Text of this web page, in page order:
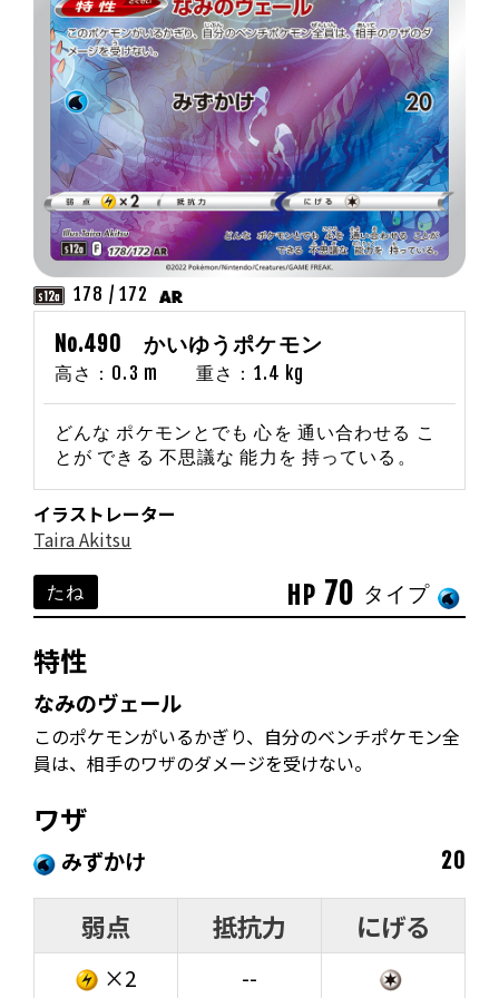
178 / 172
No.490 かいゆうポケモン
高さ：0.3 m 重さ：1.4 kg
どんな ポケモンとでも 心を 通い合わせる こ
とが できる 不思議な 能力を 持っている。
イラストレーター
Taira Akitsu
たね HP 70 タイプ
特性
なみのヴェール
このポケモンがいるかぎり、自分のベンチポケモン全
員は、相手のワザのダメージを受けない。
ワザ
みずかけ 20
弱点 抵抗力 にげる
×2 --